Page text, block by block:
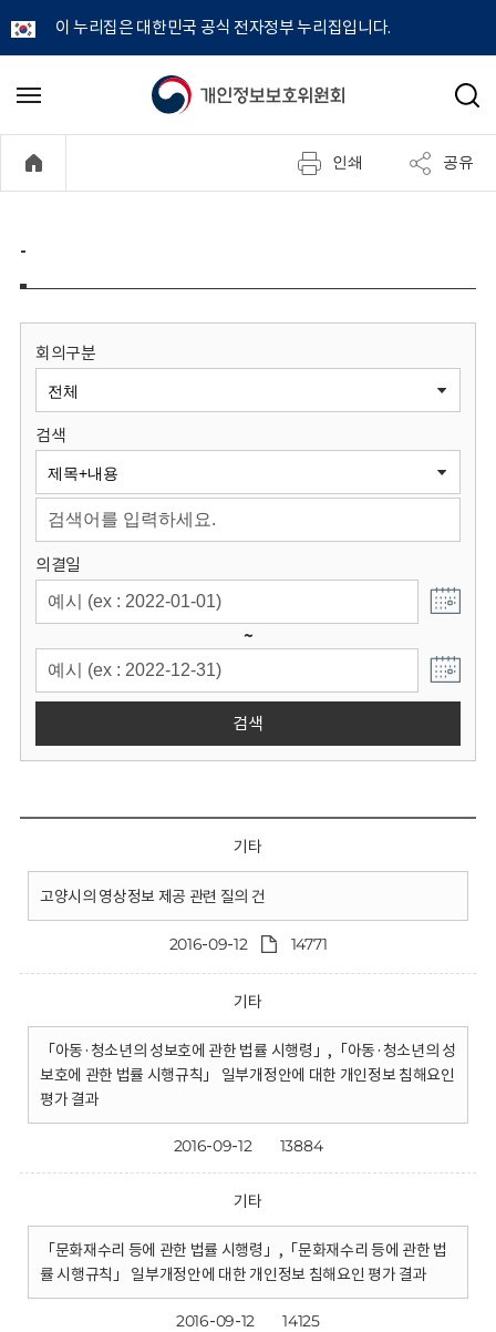
이 누리집은 대한민국 공식 전자정부 누리집입니다.
개
정
보
원
회
메
기
검
인쇄 공유
-
회의구분
검색
의결일
~
검색
기타
고양시의 영상정보 제공 관련 질의 건
2016-09-12 14771
기타
「아동·청소년의 성보호에 관한 법률 시행령」,「아동·청소년의 성
보호에 관한 법률 시행규칙」 일부개정안에 대한 개인정보 침해요인
평가 결과
2016-09-12 13884
기타
「문화재수리 등에 관한 법률 시행령」,「문화재수리 등에 관한 법
률 시행규칙」 일부개정안에 대한 개인정보 침해요인 평가 결과
2016-09-12 14125